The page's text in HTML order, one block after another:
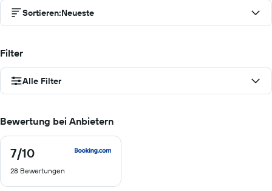
Sortieren:Neueste
Filter
Alle Filter
Bewertung bei Anbietern
7/10
7
von
10
28 Bewertungen